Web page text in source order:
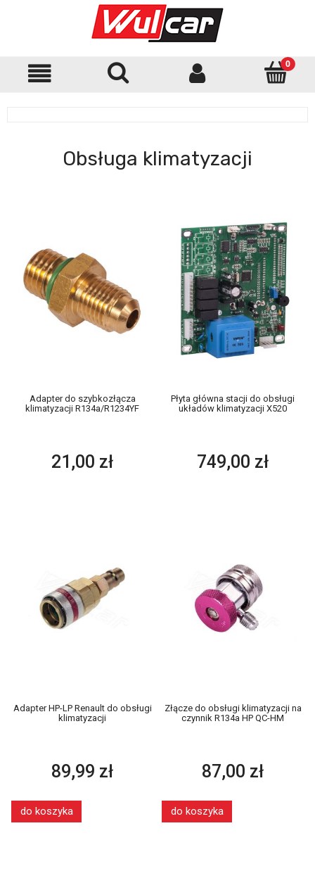
Obsługa klimatyzacji
Adapter do szybkozłącza
klimatyzacji R134a/R1234YF
21,00 zł
Płyta główna stacji do obsługi
układów klimatyzacji X520
749,00 zł
Adapter HP-LP Renault do obsługi
klimatyzacji
89,99 zł
do koszyka
Złącze do obsługi klimatyzacji na
czynnik R134a HP QC-HM
87,00 zł
do koszyka